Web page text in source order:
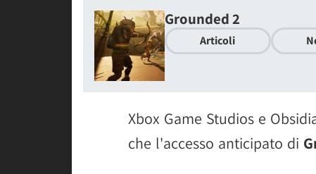
Grounded 2
Articoli
Xbox Game Studios e
che l'accesso anticipato di